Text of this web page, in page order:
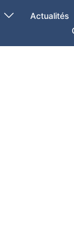
Actualités